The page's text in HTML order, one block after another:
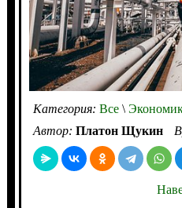
Категория: Все\
Автор: Платон Щукин